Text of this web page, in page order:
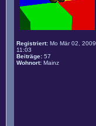
Registriert: Mo Mär 02, 2009
11:03
Beiträge: 57
Wohnort: Mainz